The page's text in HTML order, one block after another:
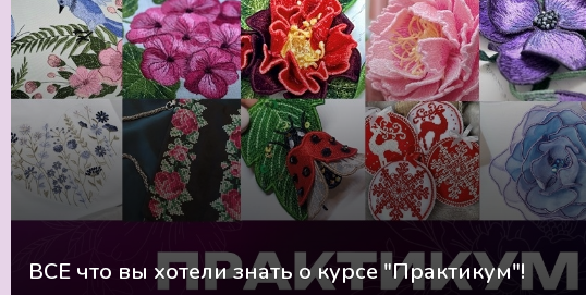
ВСЕ что вы хотели знать о курсе "Практикум"!